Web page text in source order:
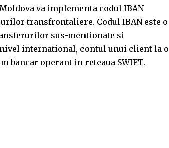
va implementa codul IBAN
transfrontaliere. Codul IBAN este o
sus-mentionate si
international, contul unui client la o
bancar operant in reteaua SWIFT.